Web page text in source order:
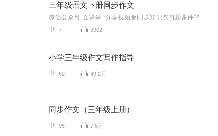
三年级语文下册同步作文
微信公众号 会课堂 :分享视频版同步知识点习题课件等
7 6902
小学三年级作文写作指导
62 49.2万
同步作文（三年级上册）
95 7.5万